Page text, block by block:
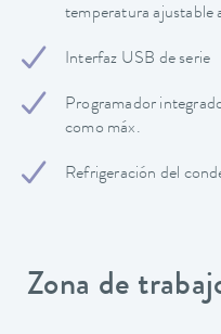
temperatura ajustable
Interfaz USB de serie
Programador
como máx.
Refrigeración del
Zona de